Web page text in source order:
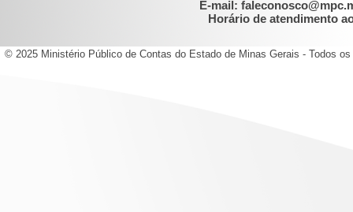
E-mail:
Horário de atendimento
© 2025 Ministério Público de Contas do Estado de Minas Gerais - Todos